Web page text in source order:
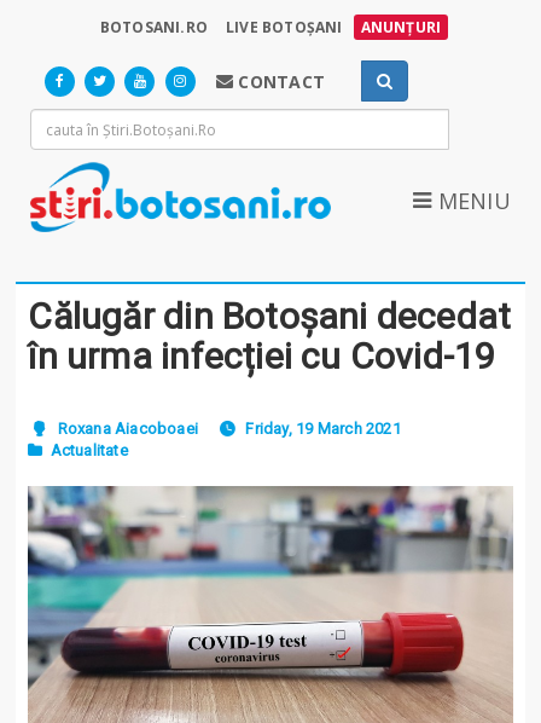
BOTOSANI.RO LIVE BOTOȘANI ANUNȚURI
CONTACT
MENIU
Călugăr din Botoșani decedat
în urma infecției cu Covid-19
Roxana Aiacoboaei
Friday, 19 March 2021
Actualitate